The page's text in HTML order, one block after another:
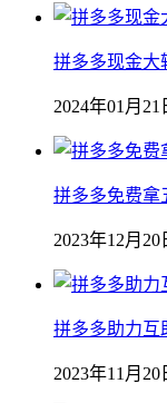
拼多多现金大
2024年01月21
拼多多免费拿
2023年12月20
拼多多助力互
2023年11月20